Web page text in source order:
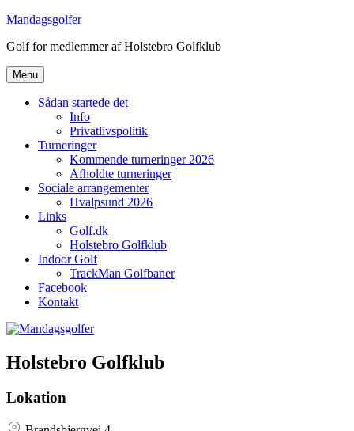
Videre
indhold
Mandagsgolfer
Golf for medlemmer af Holstebro Golfklub
Menu
Sådan startede det
Info
Privatlivspolitik
Turneringer
Kommende turneringer 2026
Afholdte turneringer
Sociale arrangementer
Hvalpsund 2026
Links
Golf.dk
Holstebro Golfklub
Indoor Golf
TrackMan Golfbaner
Facebook
Kontakt
Holstebro Golfklub
Lokation